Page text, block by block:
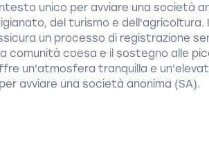
unico per avviare una società
del turismo e dell'agricoltura.
un processo di registrazione
comunità coesa e il sostegno alle
un'atmosfera tranquilla e
avviare una società anonima (SA).